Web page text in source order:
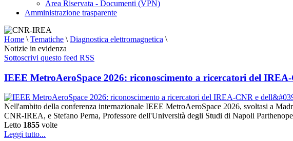
Area Riservata - Documenti (VPN)
Amministrazione trasparente
Home \ Tematiche \ Diagnostica elettromagnetica \
Notizie in evidenza
Sottoscrivi questo feed RSS
IEEE MetroAeroSpace 2026: riconoscimento a ricercatori del
Nell'ambito della conferenza internazionale IEEE MetroAeroSpace 2026, svoltasi a
CNR-IREA, e Stefano Perna, Professore dell'Università degli Studi di Napoli
Letto 1855 volte
Leggi tutto...